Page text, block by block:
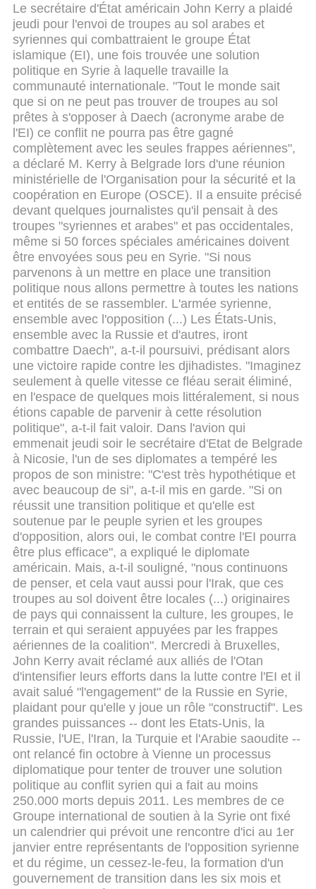
Le secrétaire d'État américain John Kerry a plaidé
jeudi pour l'envoi de troupes au sol arabes et
syriennes qui combattraient le groupe État
islamique (EI), une fois trouvée une solution
politique en Syrie à laquelle travaille la
communauté internationale. "Tout le monde sait
que si on ne peut pas trouver de troupes au sol
prêtes à s'opposer à Daech (acronyme arabe de
l'EI) ce conflit ne pourra pas être gagné
complètement avec les seules frappes aériennes",
a déclaré M. Kerry à Belgrade lors d'une réunion
ministérielle de l'Organisation pour la sécurité et la
coopération en Europe (OSCE). Il a ensuite précisé
devant quelques journalistes qu'il pensait à des
troupes "syriennes et arabes" et pas occidentales,
même si 50 forces spéciales américaines doivent
être envoyées sous peu en Syrie. "Si nous
parvenons à un mettre en place une transition
politique nous allons permettre à toutes les nations
et entités de se rassembler. L'armée syrienne,
ensemble avec l'opposition (...) Les États-Unis,
ensemble avec la Russie et d'autres, iront
combattre Daech", a-t-il poursuivi, prédisant alors
une victoire rapide contre les djihadistes. "Imaginez
seulement à quelle vitesse ce fléau serait éliminé,
en l'espace de quelques mois littéralement, si nous
étions capable de parvenir à cette résolution
politique", a-t-il fait valoir. Dans l'avion qui
emmenait jeudi soir le secrétaire d'Etat de Belgrade
à Nicosie, l'un de ses diplomates a tempéré les
propos de son ministre: "C'est très hypothétique et
avec beaucoup de si", a-t-il mis en garde. "Si on
réussit une transition politique et qu'elle est
soutenue par le peuple syrien et les groupes
d'opposition, alors oui, le combat contre l'EI pourra
être plus efficace", a expliqué le diplomate
américain. Mais, a-t-il souligné, "nous continuons
de penser, et cela vaut aussi pour l'Irak, que ces
troupes au sol doivent être locales (...) originaires
de pays qui connaissent la culture, les groupes, le
terrain et qui seraient appuyées par les frappes
aériennes de la coalition". Mercredi à Bruxelles,
John Kerry avait réclamé aux alliés de l'Otan
d'intensifier leurs efforts dans la lutte contre l'EI et il
avait salué "l'engagement" de la Russie en Syrie,
plaidant pour qu'elle y joue un rôle "constructif". Les
grandes puissances -- dont les Etats-Unis, la
Russie, l'UE, l'Iran, la Turquie et l'Arabie saoudite --
ont relancé fin octobre à Vienne un processus
diplomatique pour tenter de trouver une solution
politique au conflit syrien qui a fait au moins
250.000 morts depuis 2011. Les membres de ce
Groupe international de soutien à la Syrie ont fixé
un calendrier qui prévoit une rencontre d'ici au 1er
janvier entre représentants de l'opposition syrienne
et du régime, un cessez-le-feu, la formation d'un
gouvernement de transition dans les six mois et